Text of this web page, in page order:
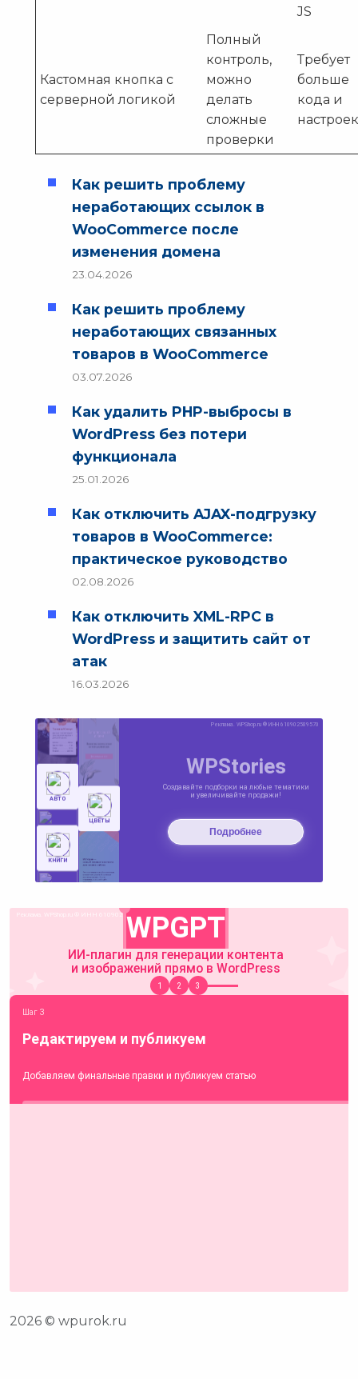
JS
Кастомная кнопка с
серверной логикой
Полный
контроль,
можно
делать
сложные
проверки
Требует
больше
кода и
настроек
Как решить проблему
неработающих ссылок в
WooCommerce после
изменения домена
23.04.2026
Как решить проблему
неработающих связанных
товаров в WooCommerce
03.07.2026
Как удалить PHP-выбросы в
WordPress без потери
функционала
25.01.2026
Как отключить AJAX-подгрузку
товаров в WooCommerce:
практическое руководство
02.08.2026
Как отключить XML-RPC в
WordPress и защитить сайт от
атак
16.03.2026
2026 © wpurok.ru